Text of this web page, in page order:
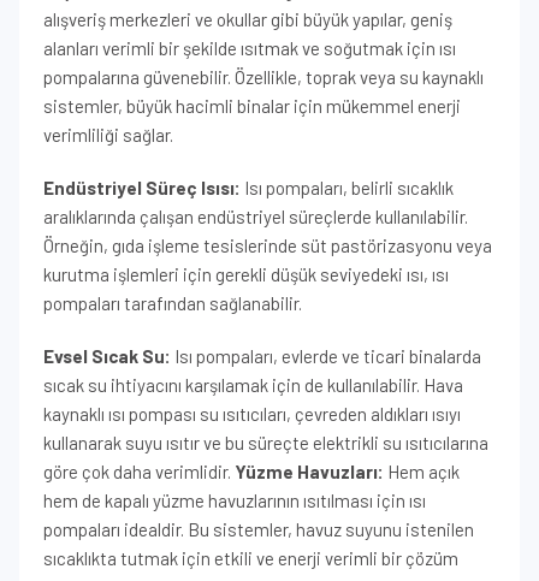
alışveriş merkezleri ve okullar gibi büyük yapılar, geniş
alanları verimli bir şekilde ısıtmak ve soğutmak için ısı
pompalarına güvenebilir. Özellikle, toprak veya su kaynaklı
sistemler, büyük hacimli binalar için mükemmel enerji
verimliliği sağlar.
Endüstriyel Süreç Isısı: Isı pompaları, belirli sıcaklık
aralıklarında çalışan endüstriyel süreçlerde kullanılabilir.
Örneğin, gıda işleme tesislerinde süt pastörizasyonu veya
kurutma işlemleri için gerekli düşük seviyedeki ısı, ısı
pompaları tarafından sağlanabilir.
Evsel Sıcak Su: Isı pompaları, evlerde ve ticari binalarda
sıcak su ihtiyacını karşılamak için de kullanılabilir. Hava
kaynaklı ısı pompası su ısıtıcıları, çevreden aldıkları ısıyı
kullanarak suyu ısıtır ve bu süreçte elektrikli su ısıtıcılarına
göre çok daha verimlidir. Yüzme Havuzları: Hem açık
hem de kapalı yüzme havuzlarının ısıtılması için ısı
pompaları idealdir. Bu sistemler, havuz suyunu istenilen
sıcaklıkta tutmak için etkili ve enerji verimli bir çözüm